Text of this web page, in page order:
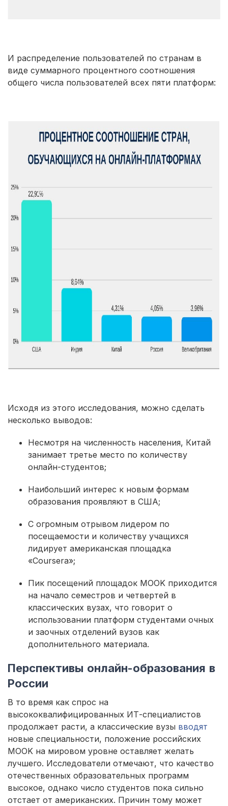
И распределение пользователей по странам в
виде суммарного процентного соотношения
общего числа пользователей всех пяти платформ:
Исходя из этого исследования, можно сделать
несколько выводов:
Несмотря на численность населения, Китай
занимает третье место по количеству
онлайн-студентов;
Наибольший интерес к новым формам
образования проявляют в США;
С огромным отрывом лидером по
посещаемости и количеству учащихся
лидирует американская площадка
«Coursera»;
Пик посещений площадок MOOK приходится
на начало семестров и четвертей в
классических вузах, что говорит о
использовании платформ студентами очных
и заочных отделений вузов как
дополнительного материала.
Перспективы онлайн-образования в
России
В то время как спрос на
высококвалифицированных ИТ-специалистов
продолжает расти, а классические вузы вводят
новые специальности, положение российских
MOOK на мировом уровне оставляет желать
лучшего. Исследователи отмечают, что качество
отечественных образовательных программ
высокое, однако число студентов пока сильно
отстает от американских. Причин тому может